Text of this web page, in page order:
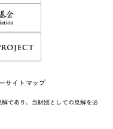
サイトマップ
であり、当財団としての見解を必